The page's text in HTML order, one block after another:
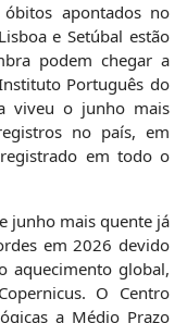
apontados no
e Setúbal estão
podem chegar a
Português do
viveu o junho mais
no país, em
em todo o
junho mais quente já
em 2026 devido
aquecimento global,
O Centro
a Médio Prazo